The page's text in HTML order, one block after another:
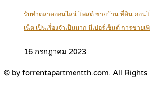
รับทำตลาดออนไลน์ โพสต์ ขายบ้าน ที่ดิน คอน
เน็ต เป็นเรื่องจำเป็นมาก มีเปอร์เซ็นต์ การขายเ
16 กรกฎาคม 2023
© by forrentapartmentth.com. All Rights